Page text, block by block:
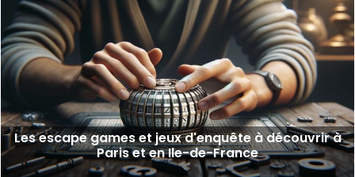
Les escape games et jeux d'enquête à découvrir à
Paris et en Ile-de-France